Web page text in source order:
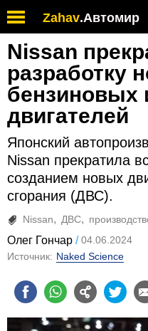
Zahav.Автомир
Nissan
разработку
бензиновых
двигателей
Японский
Nissan прекратила
созданием новых
сгорания (ДВС).
Nissan ДВС
Олег Гончар
04.06.2024
Источник: Naked Science